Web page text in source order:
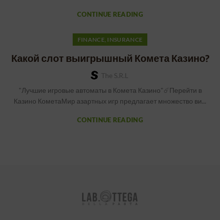
CONTINUE READING
FINANCE, INSURANCE
Какой слот выигрышный Комета Казино?
The S.r.l
"Лучшие игровые автоматы в Комета Казино"☄️Перейти в
Казино КометаМир азартных игр предлагает множество ви...
CONTINUE READING